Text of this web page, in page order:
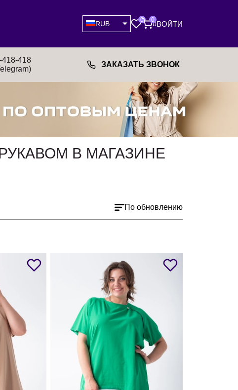
RUB
0 0
0ВОЙТИ
418-418
ЗАКАЗАТЬ ЗВОНОК
В МАГАЗИНЕ
По обновлению